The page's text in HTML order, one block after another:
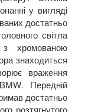
у вигляді
достатньо
світла
з хромованою
знаходиться
враження
BMW. Передній
достатньо
розтягнутого